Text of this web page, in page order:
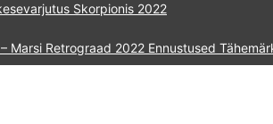
Skorpionis 2022
Marsi Retrograad 2022 Ennustused